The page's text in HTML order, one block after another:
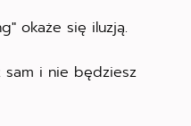
okaże się iluzją.
sam i nie będziesz